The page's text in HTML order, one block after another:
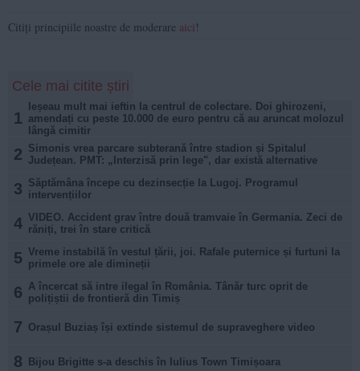
Citiți principiile noastre de moderare aici!
Cele mai citite știri
1
Ieșeau mult mai ieftin la centrul de colectare. Doi ghirozeni,
amendați cu peste 10.000 de euro pentru că au aruncat molozul
lângă cimitir
2 Simonis vrea parcare subterană între stadion și Spitalul
Județean. PMT: „Interzisă prin lege", dar există alternative
3 Săptămâna începe cu dezinsecție la Lugoj. Programul
intervențiilor
4 VIDEO. Accident grav între două tramvaie în Germania. Zeci de
răniți, trei în stare critică
5 Vreme instabilă în vestul țării, joi. Rafale puternice și furtuni la
primele ore ale dimineții
6 A încercat să intre ilegal în România. Tânăr turc oprit de
polițiștii de frontieră din Timiș
7 Orașul Buziaș își extinde sistemul de supraveghere video
8 Bijou Brigitte s-a deschis în Iulius Town Timișoara